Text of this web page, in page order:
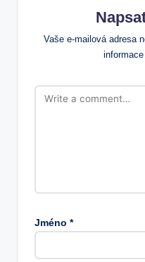
Vaše e-mailová adresa
Jméno *